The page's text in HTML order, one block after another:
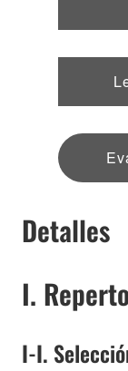
Detalles
I.
I-I.